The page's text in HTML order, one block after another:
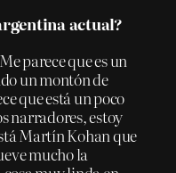
actual?
parece que es un
un montón de
que está un poco
narradores, estoy
Martín Kohan que
mucho la